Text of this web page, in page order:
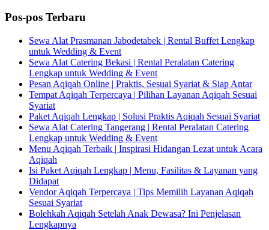
Pos-pos Terbaru
Sewa Alat Prasmanan Jabodetabek | Rental Buffet Lengkap
untuk Wedding & Event
Sewa Alat Catering Bekasi | Rental Peralatan Catering
Lengkap untuk Wedding & Event
Pesan Aqiqah Online | Praktis, Sesuai Syariat & Siap Antar
Tempat Aqiqah Terpercaya | Pilihan Layanan Aqiqah Sesuai
Syariat
Paket Aqiqah Lengkap | Solusi Praktis Aqiqah Sesuai Syariat
Sewa Alat Catering Tangerang | Rental Peralatan Catering
Lengkap untuk Wedding & Event
Menu Aqiqah Terbaik | Inspirasi Hidangan Lezat untuk Acara
Aqiqah
Isi Paket Aqiqah Lengkap | Menu, Fasilitas & Layanan yang
Didapat
Vendor Aqiqah Terpercaya | Tips Memilih Layanan Aqiqah
Sesuai Syariat
Bolehkah Aqiqah Setelah Anak Dewasa? Ini Penjelasan
Lengkapnya